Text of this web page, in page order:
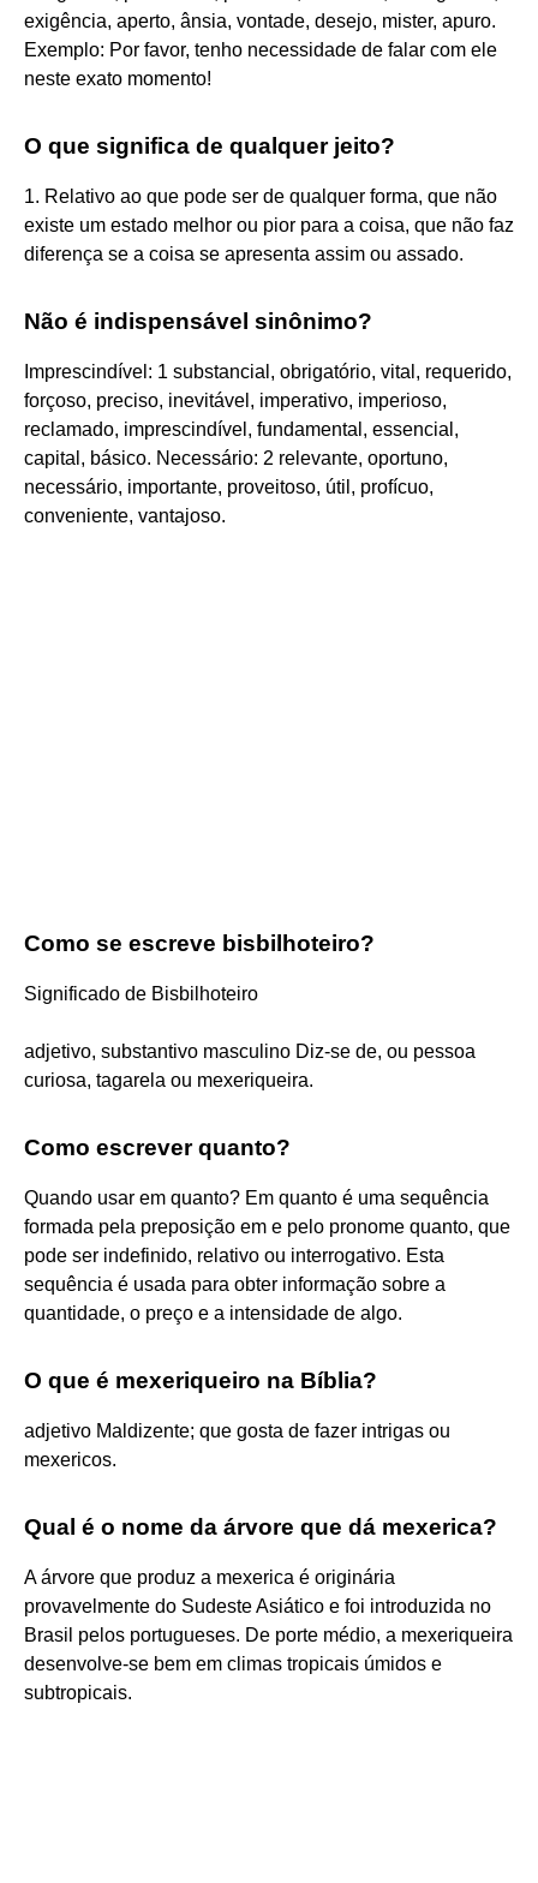
exigência, aperto, ânsia, vontade, desejo, mister, apuro.
Exemplo: Por favor, tenho necessidade de falar com ele
neste exato momento!
O que significa de qualquer jeito?
1. Relativo ao que pode ser de qualquer forma, que não
existe um estado melhor ou pior para a coisa, que não faz
diferença se a coisa se apresenta assim ou assado.
Não é indispensável sinônimo?
Imprescindível: 1 substancial, obrigatório, vital, requerido,
forçoso, preciso, inevitável, imperativo, imperioso,
reclamado, imprescindível, fundamental, essencial,
capital, básico. Necessário: 2 relevante, oportuno,
necessário, importante, proveitoso, útil, profícuo,
conveniente, vantajoso.
Como se escreve bisbilhoteiro?
Significado de Bisbilhoteiro
adjetivo, substantivo masculino Diz-se de, ou pessoa
curiosa, tagarela ou mexeriqueira.
Como escrever quanto?
Quando usar em quanto? Em quanto é uma sequência
formada pela preposição em e pelo pronome quanto, que
pode ser indefinido, relativo ou interrogativo. Esta
sequência é usada para obter informação sobre a
quantidade, o preço e a intensidade de algo.
O que é mexeriqueiro na Bíblia?
adjetivo Maldizente; que gosta de fazer intrigas ou
mexericos.
Qual é o nome da árvore que dá mexerica?
A árvore que produz a mexerica é originária
provavelmente do Sudeste Asiático e foi introduzida no
Brasil pelos portugueses. De porte médio, a mexeriqueira
desenvolve-se bem em climas tropicais úmidos e
subtropicais.